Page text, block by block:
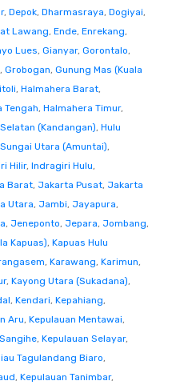
, Depok, Dharmasraya, Dogiyai,
Lawang, Ende, Enrekang,
Lues, Gianyar, Gorontalo,
, Grobogan, Gunung Mas (Kuala
, Halmahera Barat,
Tengah, Halmahera Timur,
(Kandangan), Hulu
Utara (Amuntai),
Hilir, Indragiri Hulu,
Barat, Jakarta Pusat, Jakarta
Utara, Jambi, Jayapura,
, Jeneponto, Jepara, Jombang,
Kapuas), Kapuas Hulu
, Karawang, Karimun,
, Kayong Utara (Sukadana),
, Kendari, Kepahiang,
Aru, Kepulauan Mentawai,
, Kepulauan Selayar,
Tagulandang Biaro,
, Kepulauan Tanimbar,